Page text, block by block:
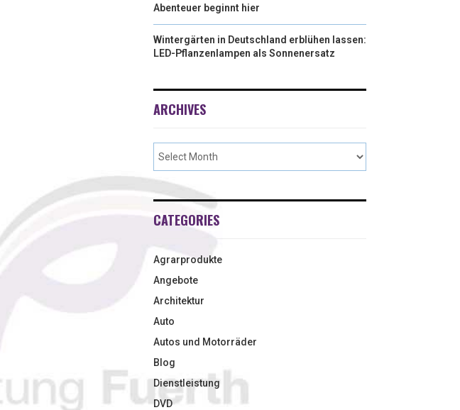
Abenteuer beginnt hier
Wintergärten in Deutschland erblühen lassen:
LED-Pflanzenlampen als Sonnenersatz
ARCHIVES
CATEGORIES
Agrarprodukte
Angebote
Architektur
Auto
Autos und Motorräder
Blog
Dienstleistung
DVD